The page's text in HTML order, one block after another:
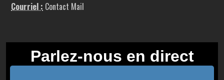
Courriel : Contact Mail